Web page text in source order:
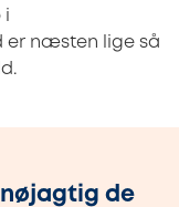
i
er næsten lige så
de